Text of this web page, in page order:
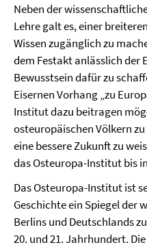
Neben der
Lehre galt es, einer
Wissen zugänglich zu
dem Festakt anlässlich der
Bewusstsein dafür zu
Eisernen Vorhang „zu
Institut dazu beitragen
osteuropäischen Völkern
eine bessere Zukunft zu
das Osteuropa-Institut bis
Das Osteuropa-Institut ist
Geschichte ein Spiegel der
Berlins und Deutschlands
20. und 21. Jahrhundert.